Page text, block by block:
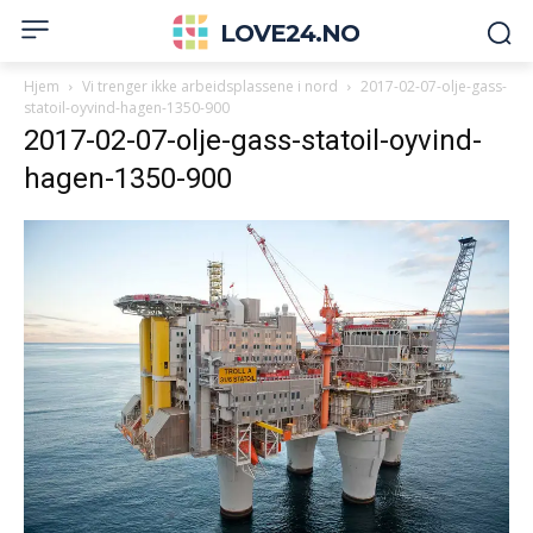
LOVE24.NO
Hjem Vi trenger ikke arbeidsplassene i nord
2017-02-07-olje-gass-
statoil-oyvind-hagen-1350-900
2017-02-07-olje-gass-statoil-oyvind-
hagen-1350-900